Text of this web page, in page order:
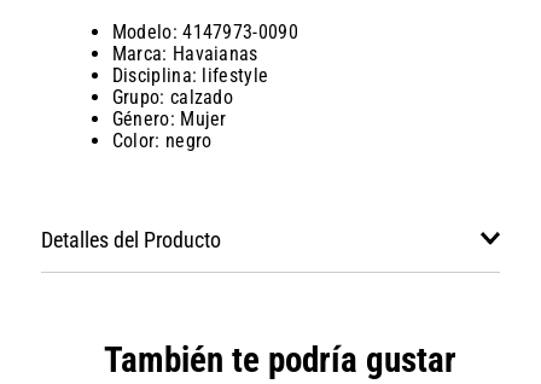
Modelo: 4147973-0090
Marca: Havaianas
Disciplina: lifestyle
Grupo: calzado
Género: Mujer
Color: negro
Detalles del Producto
También te podría gustar